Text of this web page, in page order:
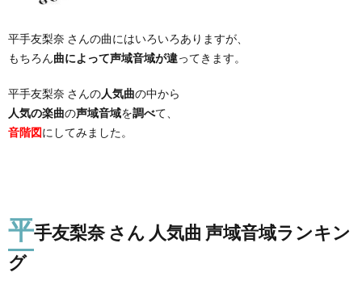
平手友梨奈 さんの曲にはいろいろありますが、
もちろん曲によって声域音域が違ってきます。
平手友梨奈 さんの人気曲の中から
人気の楽曲の声域音域を調べて、
音階図にしてみました。
平手友梨奈 さん 人気曲 声域音域ランキン
グ